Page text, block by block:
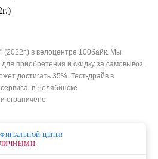
в велоцентре 100байк. Мы
приобретения и скидку за самовывоз.
достигать 35%. Тест-драйв в
в Челябинске
ограничено
ЦЕНЫ!